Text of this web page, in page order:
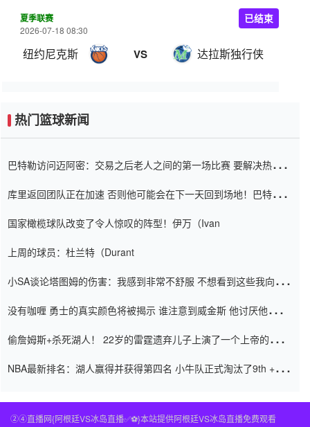
夏季联赛
2026-07-18 08:30
纽约尼克斯 VS 达拉斯独行侠
已结束
热门篮球新闻
巴特勒访问迈阿密：交易之后老人之间的第一场比赛 要解决热情的
库里返回团队正在加速 否则他可能会在下一天回到场地！巴特勒迈
国家橄榄球队改变了令人惊叹的阵型！伊万（Ivan
上周的球员：杜兰特（Durant
小SA谈论塔图姆的伤害：我感到非常不舒服 不想看到这些我向他
没有咖喱 勇士的真实颜色将被揭示 谁注意到威金斯 他讨厌他的老
偷詹姆斯+杀死湖人！ 22岁的雷霆遗弃儿子上演了一个上帝的剧
NBA最新排名：湖人赢得并获得第四名 小牛队正式淘汰了9th + 76
②④直播网{阿根廷VS冰岛直播✅⚽️}本站提供阿根廷VS冰岛直播免费观看